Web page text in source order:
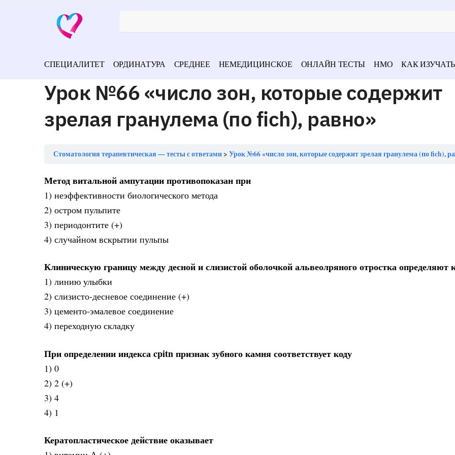
СПЕЦИАЛИТЕТ ОРДИНАТУРА СРЕДНЕЕ НЕМЕДИЦИНСКОЕ ОНЛАЙН ТЕСТЫ НМО КАК ИЗУЧАТЬ
Урок №66 «число зон, которые содержит
зрелая гранулема (по fich), равно»
Стоматология терапевтическая — тесты с ответами Урок №66 «число зон, которые содержит зрелая гранулема (по fich),
Метод витальной ампутации противопоказан при
1) неэффективности биологического метода
2) остром пульпите
3) периодонтите (+)
4) случайном вскрытии пульпы
Клиническую границу между десной и слизистой оболочкой альвеолряного отростка определяют
1) линию улыбки
2) слизисто-десневое соединение (+)
3) цементо-эмалевое соединение
4) переходную складку
При определении индекса cpitn признак зубного камня соответствует коду
1) 0
2) 2 (+)
3) 4
4) 1
Кератопластическое действие оказывает